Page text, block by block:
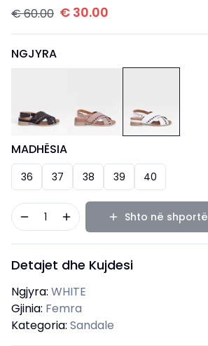
€60.00 € 30.00
NGJYRA
MADHËSIA
36 37 38 39 40
1 Shto në shportë
Detajet dhe Kujdesi
Ngjyra: WHITE
Gjinia: Femra
Kategoria: Sandale